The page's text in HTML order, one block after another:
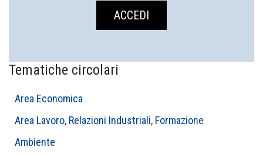
Tematiche circolari
Area Economica
Area Lavoro, Relazioni Industriali, Formazione
Ambiente